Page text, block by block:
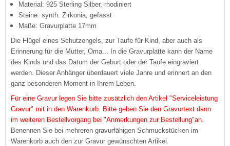
Material: 925 Sterling Silber, rhodiniert
Steine: synth. Zirkonia, gefasst
Maße: Gravurplatte 17mm
Die Flügel eines Schutzengels, zur Taufe für Kind, aber auch als
Erinnerung für die Mutter, Oma...
In die Gravurplatte kann der Name
des Kinds und das Datum der Geburt oder der Taufe eingraviert
werden. Dieser Anhänger überdauert viele Jahre und erinnert an den
ganz besonderen Moment in Ihrem Leben.
Für eine Gravur legen Sie bitte zusätzlich den Artikel "Serviceleistung
Gravur" mit in den Warenkorb. Bitte geben Sie den Gravurtext dann
im weiteren Bestellvorgang bei "Anmerkungen zur Bestellung"an.
Benennen Sie bei mehreren gravurfähigen Schmuckstücken im
Warenkorb auch den zur Gravur gewünschten Artikel.